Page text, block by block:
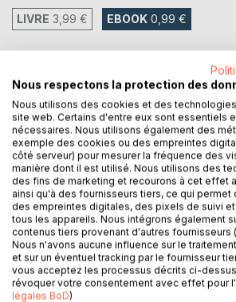
LIVRE 3,99 € EBOOK 0,99 €
TVA incluse
Téléchargement disponible dès maintenant
AJOUTER AU PANIER
Ajouter à ma liste d'envies
Laisser un avis
Nous respectons la protection des
Nous utilisons des cookies et des
site web. Certains d'entre eux sont essentiels
nécessaires. Nous utilisons également des
exemple des cookies ou des empreintes
côté serveur) pour mesurer la fréquence des
manière dont il est utilisé. Nous utilisons des
des fins de marketing et recourons à cet effet
ainsi qu'à des fournisseurs tiers, ce qui
des empreintes digitales, des pixels de suivi
tous les appareils. Nous intégrons également
contenus tiers provenant d'autres fournisseurs
Nous n'avons aucune influence sur le
et sur un éventuel tracking par le fournisseur
vous acceptez les processus décrits ci-
révoquer votre consentement avec effet pour
légales BoD)